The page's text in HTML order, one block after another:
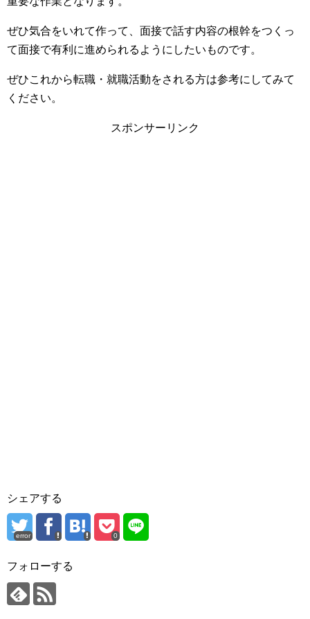
ぜひ気合をいれて作って、面接で話す内容の根幹をつくっ
て面接で有利に進められるようにしたいものです。
ぜひこれから転職・就職活動をされる方は参考にしてみて
ください。
スポンサーリンク
シェアする
error 0
フォローする